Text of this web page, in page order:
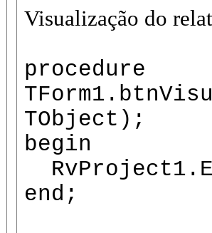
Visualização do
procedure
TObject);
begin
end;